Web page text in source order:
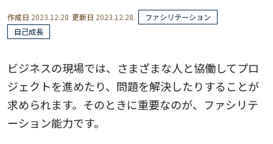
作成日 2023.12.28 更新日 2023.12.28.
ファシリテーション
自己成長
ビジネスの現場では、さまざまな人と協働してプロ
ジェクトを進めたり、問題を解決したりすることが
求められます。そのときに重要なのが、ファシリテ
ーション能力です。